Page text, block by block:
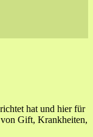
hat und hier für
Gift, Krankheiten,